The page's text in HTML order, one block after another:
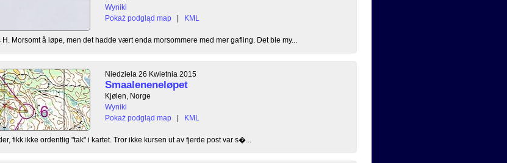
Wyniki
Pokaż podgląd map
| KML
Morsomt å løpe, men det hadde vært enda morsommere med mer gafling. Det ble my...
Niedziela 26 Kwietnia 2015
Smaaleneneløpet
Kjølen, Norge
Wyniki
Pokaż podgląd map
| KML
fikk ikke ordentlig "tak" i kartet. Tror ikke kursen ut av fjerde post var s�...